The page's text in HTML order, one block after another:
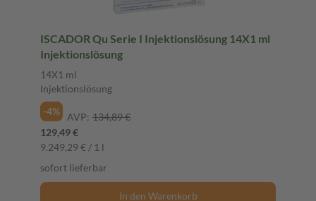
ISCADOR Qu Serie I Injektionslösung 14X1 ml
Injektionslösung
14X1 ml
Injektionslösung
-4%
AVP: 134,89 €
129,49 €
9.249,29 € / 1 l
sofort lieferbar
In den Warenkorb